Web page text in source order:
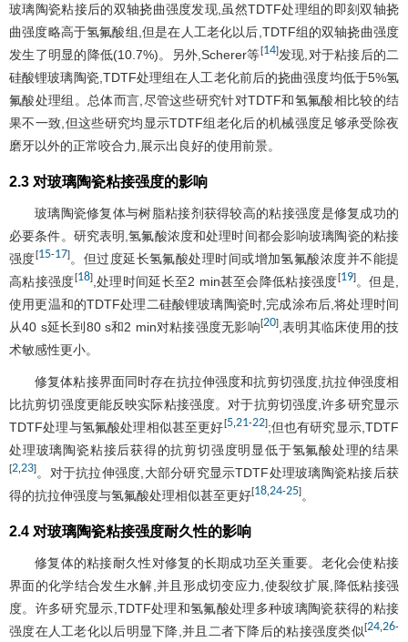
玻璃陶瓷粘接后的双轴挠曲强度发现,虽然TDTF处理组的即刻双轴挠
曲强度略高于氢氟酸组,但是在人工老化以后,TDTF组的双轴挠曲强度
发生了明显的降低(10.7%)。另外,Scherer等[14]发现,对于粘接后的二
硅酸锂玻璃陶瓷,TDTF处理组在人工老化前后的挠曲强度均低于5%氢
氟酸处理组。总体而言,尽管这些研究针对TDTF和氢氟酸相比较的结
果不一致,但这些研究均显示TDTF组老化后的机械强度足够承受除夜
磨牙以外的正常咬合力,展示出良好的使用前景。
2.3 对玻璃陶瓷粘接强度的影响
玻璃陶瓷修复体与树脂粘接剂获得较高的粘接强度是修复成功的
必要条件。研究表明,氢氟酸浓度和处理时间都会影响玻璃陶瓷的粘接
强度[15-17]。但过度延长氢氟酸处理时间或增加氢氟酸浓度并不能提
高粘接强度[18],处理时间延长至2 min甚至会降低粘接强度[19]。但是,
使用更温和的TDTF处理二硅酸锂玻璃陶瓷时,完成涂布后,将处理时间
从40 s延长到80 s和2 min对粘接强度无影响[20],表明其临床使用的技
术敏感性更小。
修复体粘接界面同时存在抗拉伸强度和抗剪切强度,抗拉伸强度相
比抗剪切强度更能反映实际粘接强度。对于抗剪切强度,许多研究显示
TDTF处理与氢氟酸处理相似甚至更好[5,21-22];但也有研究显示,TDTF
处理玻璃陶瓷粘接后获得的抗剪切强度明显低于氢氟酸处理的结果
[2,23] 。对于抗拉伸强度,大部分研究显示TDTF处理玻璃陶瓷粘接后获
得的抗拉伸强度与氢氟酸处理相似甚至更好[18,24-25] 。
2.4 对玻璃陶瓷粘接强度耐久性的影响
修复体的粘接耐久性对修复的长期成功至关重要。老化会使粘接
界面的化学结合发生水解,并且形成切变应力,使裂纹扩展,降低粘接强
度。许多研究显示,TDTF处理和氢氟酸处理多种玻璃陶瓷获得的粘接
强度在人工老化以后明显下降,并且二者下降后的粘接强度类似[24,26-